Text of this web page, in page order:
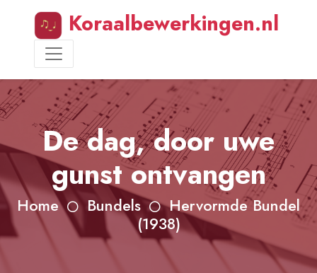
Koraalbewerkingen.nl
De dag, door uwe
gunst ontvangen
Home Bundels
Hervormde Bundel
(1938)